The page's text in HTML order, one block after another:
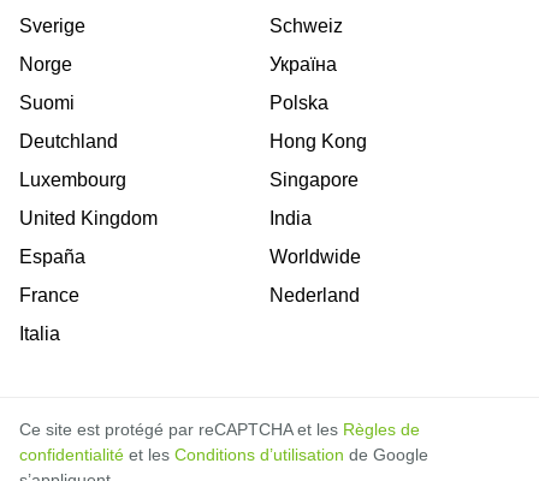
Sverige
Norge
Suomi
Deutchland
Luxembourg
United Kingdom
España
France
Italia
Schweiz
Україна
Polska
Hong Kong
Singapore
India
Worldwide
Nederland
Ce site est protégé par reCAPTCHA et les Règles de
confidentialité et les Conditions d’utilisation de Google